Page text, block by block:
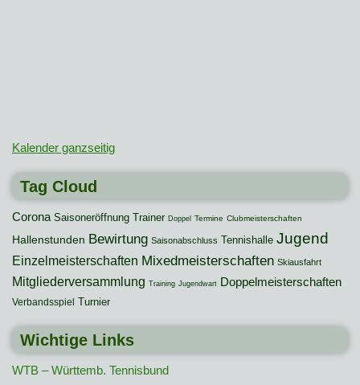
Kalender ganzseitig
Tag Cloud
Corona Saisoneröffnung Trainer Doppel Termine Clubmeisterschaften
Hallenstunden Bewirtung Saisonabschluss Tennishalle Jugend
Einzelmeisterschaften Mixedmeisterschaften Skiausfahrt
Mitgliederversammlung Training Jugendwart Doppelmeisterschaften
Verbandsspiel Turnier
Wichtige Links
WTB – Württemb. Tennisbund